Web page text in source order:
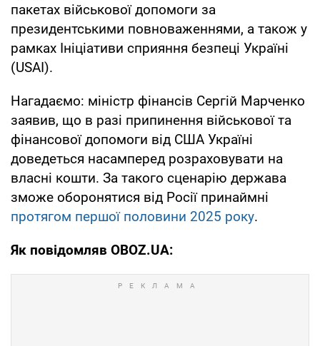
пакетах військової допомоги за
президентськими повноваженнями, а також у
рамках Ініціативи сприяння безпеці Україні
(USAI).
Нагадаємо: міністр фінансів Сергій Марченко
заявив, що в разі припинення військової та
фінансової допомоги від США Україні
доведеться насамперед розраховувати на
власні кошти. За такого сценарію держава
зможе оборонятися від Росії принаймні
протягом першої половини 2025 року.
Як повідомляв OBOZ.UA: